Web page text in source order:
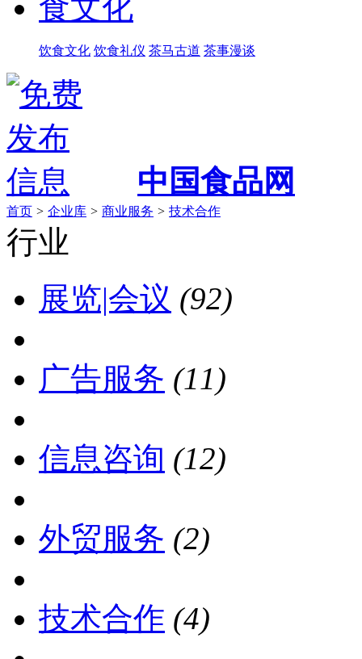
食文化
饮食文化 饮食礼仪 茶马古道 茶事漫谈
中国食品网
首页 > 企业库 > 商业服务 > 技术合作
行业
展览|会议 (92)
广告服务 (11)
信息咨询 (12)
外贸服务 (2)
技术合作 (4)